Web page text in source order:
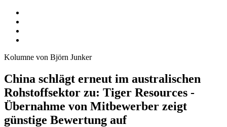
Kolumne von Björn Junker
China schlägt erneut im australischen
Rohstoffsektor zu: Tiger Resources -
Übernahme von Mitbewerber zeigt
günstige Bewertung auf